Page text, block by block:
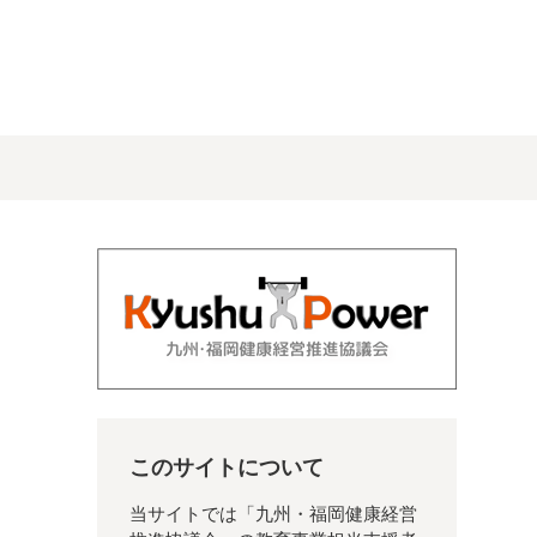
このサイトについて
当サイトでは「九州・福岡健康経営